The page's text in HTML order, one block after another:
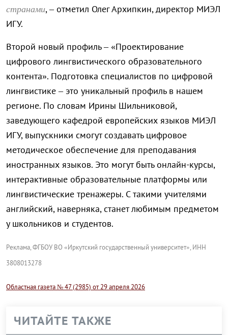
странами, – отметил Олег Архипкин, директор МИЭЛ
ИГУ.
Второй новый профиль – «Проектирование
цифрового лингвистического образовательного
контента». Подготовка специалистов по цифровой
лингвистике – это уникальный профиль в нашем
регионе. По словам Ирины Шильниковой,
заведующего кафедрой европейских языков МИЭЛ
ИГУ, выпускники смогут создавать цифровое
методическое обеспечение для преподавания
иностранных языков. Это могут быть онлайн-курсы,
интерактивные образовательные платформы или
лингвистические тренажеры. С такими учителями
английский, наверняка, станет любимым предметом
у школьников и студентов.
Реклама, ФГБОУ ВО «Иркутский государственный университет», ИНН
3808013278
Областная газета № 47 (2985) от 29 апреля 2026
ЧИТАЙТЕ ТАКЖЕ